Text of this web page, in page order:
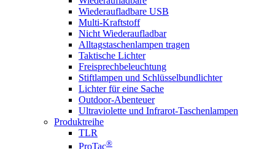
Wiederaufladbare USB
Multi-Kraftstoff
Nicht Wiederaufladbar
Alltagstaschenlampen tragen
Taktische Lichter
Freisprechbeleuchtung
Stiftlampen und Schlüsselbundlichter
Lichter für eine Sache
Outdoor-Abenteuer
Ultraviolette und Infrarot-Taschenlampen
Produktreihe
TLR
ProTac®